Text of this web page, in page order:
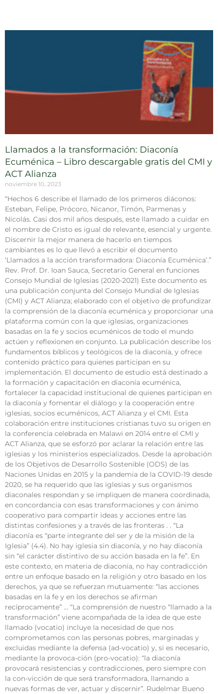
Llamados a la transformación: Diaconía
Ecuménica – Libro descargable gratis del CMI y
ACT Alianza
noviembre 10, 2023
“Hechos 6 describe el llamado de los primeros diáconos:
Esteban, Felipe, Prócoro, Nicanor, Timón, Parmenas y
Nicolás. Casi dos mil años después, este llamado a cuidar en
el nombre de Cristo es igual de relevante, esencial y urgente.
Discernir la mejor manera de hacerlo en tiempos
cambiantes es lo que llevó a escribir el documento
‘Llamados a la acción transformadora: Diaconía Ecuménica’.”
Rev. Prof. Dr. Ioan Sauca, Secretario General en funciones
Consejo Mundial de Iglesias (2020-2021) Este documento es
una publicación conjunta del Consejo Mundial de Iglesias
(CMI) y ACT Alianza; elaborado con el objetivo de profundizar
la comprensión de la diaconía ecuménica y proporcionar una
plataforma común con la que iglesias, organizaciones
basadas en la fe y socios ecuménicos de todo el mundo
actúen y reflexionen en conjunto. La publicación describe los
fundamentos bíblicos y teológicos de la diaconía, y ofrece
contenido práctico para quienes participan en su
implementación. El documento de estudio está destinado a
la formación y capacitación en diaconía ecuménica,
fortalecer la capacidad institucional de quienes participan en
la diaconía y fomentar el diálogo y la cooperación entre
iglesias, socios ecuménicos, ACT Alianza y el CMI. Esta
colaboración entre instituciones cristianas tuvo su origen en
la conferencia celebrada en Malawi en 2014 entre el CMI y
ACT Alianza, que se esforzó por aclarar la relación entre las
iglesias y los ministerios especializados. Desde la aprobación
de los Objetivos de Desarrollo Sostenible (ODS) de las
Naciones Unidas en 2015 y la pandemia de la COVID-19 desde
2020, se ha requerido que las iglesias y sus organismos
diaconales respondan y se impliquen de manera coordinada,
en concordancia con esas transformaciones y con ánimo
cooperativo para compartir ideas y acciones entre las
distintas confesiones y a través de las fronteras . . “La
diaconía es “parte integrante del ser y de la misión de la
Iglesia” (4.4). No hay iglesia sin diaconía, y no hay diaconía
sin “el carácter distintivo de su acción basada en la fe”. En
este contexto, en materia de diaconía, no hay contradicción
entre un enfoque basado en la religión y otro basado en los
derechos, ya que se refuerzan mutuamente: “las acciones
basadas en la fe y en los derechos se afirman
recíprocamente” … “La comprensión de nuestro “llamado a la
transformación” viene acompañada de la idea de que este
llamado (vocatio) incluye la necesidad de que nos
comprometamos con las personas pobres, marginadas y
excluidas mediante la defensa (ad-vocatio) y, si es necesario,
mediante la provoca-ción (pro-vocatio): “la diaconía
provocará resistencias y contradicciones, pero siempre con
la con-vicción de que será transformadora, llamando a
nuevas formas de ver, actuar y discernir”. Rudelmar Bueno